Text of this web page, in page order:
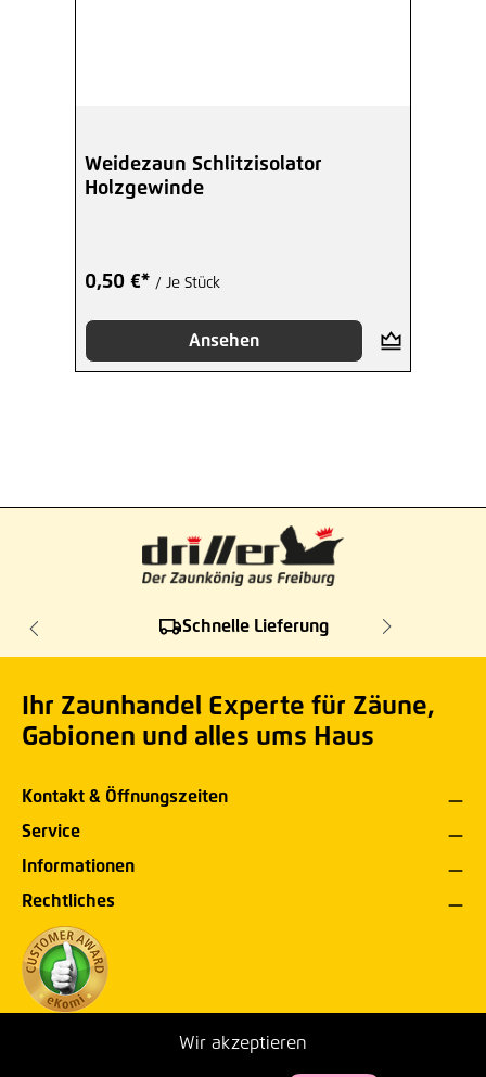
Weidezaun Schlitzisolator
Holzgewinde
0,50 €* / Je Stück
Ansehen
Schnelle Lieferung
Ihr Zaunhandel Experte für Zäune,
Gabionen und alles ums Haus
Kontakt & Öffnungszeiten
Service
Informationen
Rechtliches
Wir akzeptieren